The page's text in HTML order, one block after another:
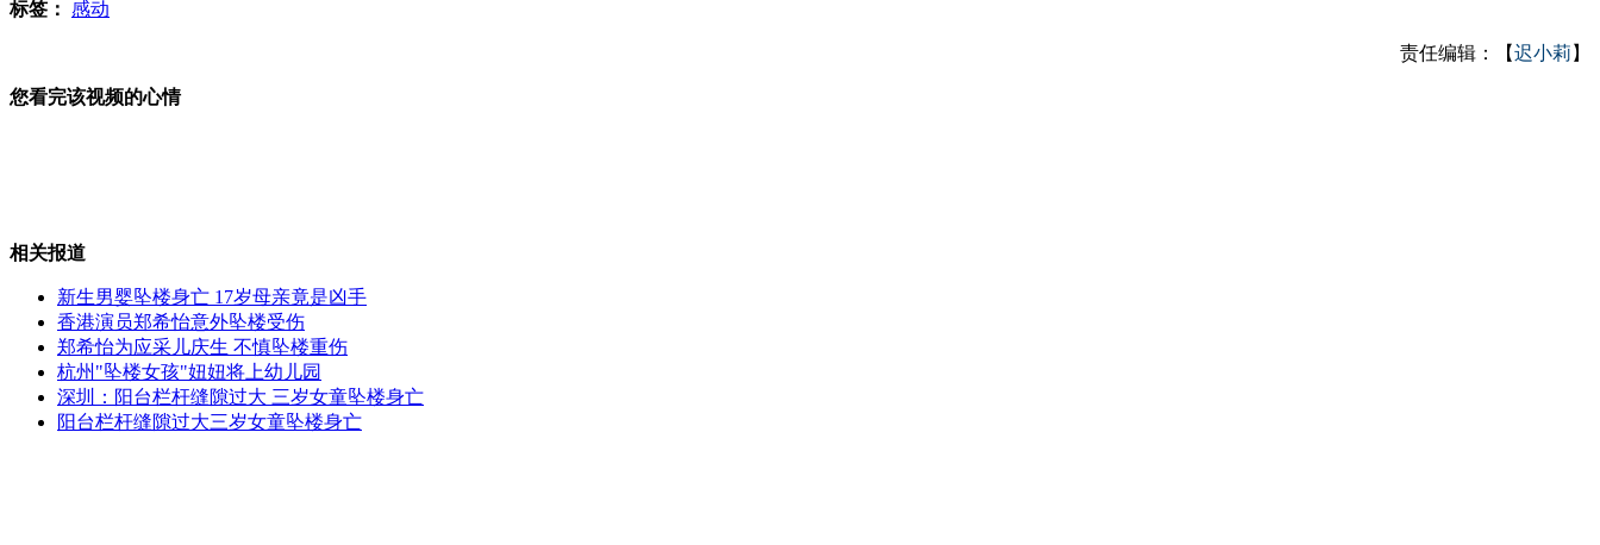
安徽41岁高龄产妇产12斤半男巨婴
实拍澳洲女悍匪持刀抢劫便利店
标签： 感动
责任编辑：【迟小莉 】
您看完该视频的心情
相关报道
新生男婴坠楼身亡 17岁母亲竟是凶手
香港演员郑希怡意外坠楼受伤
郑希怡为应采儿庆生 不慎坠楼重伤
杭州"坠楼女孩"妞妞将上幼儿园
深圳：阳台栏杆缝隙过大 三岁女童坠楼身亡
阳台栏杆缝隙过大三岁女童坠楼身亡